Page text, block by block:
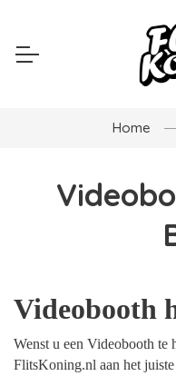
Home
Videobooth
Wenst u een Videobooth te
FlitsKoning.nl aan het